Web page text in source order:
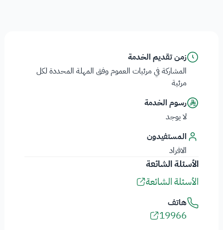
زمن تقديم الخدمة
المشاركة في مرئيات العموم وفق المهلة المحددة لكل
مرئية
رسوم الخدمة
لا يوجد
المستفيدون
الافراد
الأسئلة الشائعة
الأسئلة الشائعة
هاتف
19966